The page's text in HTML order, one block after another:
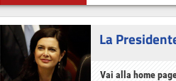
La
Vai alla home